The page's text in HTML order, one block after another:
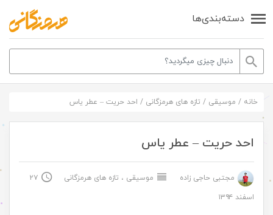
دسته‌بندی‌ها
خانه / موسیقی / تازه های هرمزگانی / احد حریت – عطر یاس
احد حریت – عطر یاس
مجتبی حاجی زاده موسیقی ، تازه های هرمزگانی
۲۷
اسفند ۱۳۹۴